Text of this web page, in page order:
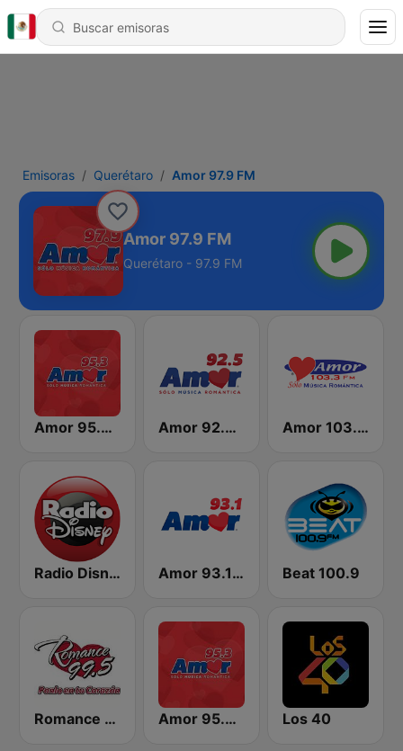
Emisoras Querétaro Amor 97.9 FM
Amor 97.9 FM
Querétaro - 97.9 FM
Amor 95.3 FM Amor 92.5 FM Amor 103.3 FM
Radio Disney México Amor 93.1 FM Beat 100.9
Romance 99.5 FM Amor 95.3 FM - San Luis Potosí Los 40